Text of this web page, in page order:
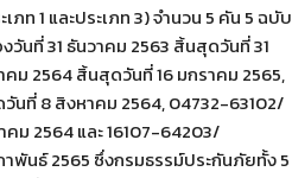
ท 1 และประเภท 3) จำนวน 5 คัน 5 ฉบับ
นที่ 31 ธันวาคม 2563 สิ้นสุดวันที่ 31
ม 2564 สิ้นสุดวันที่ 16 มกราคม 2565,
นที่ 8 สิงหาคม 2564, 04732-63102/
ม 2564 และ 16107-64203/
นธ์ 2565 ซึ่งกรมธรรม์ประกันภัยทั้ง 5